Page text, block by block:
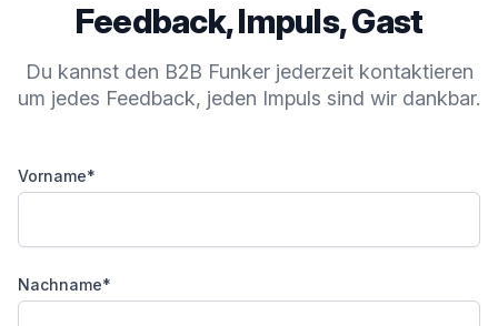
Feedback, Impuls, Gast
Du kannst den B2B Funker jederzeit kontaktieren
um jedes Feedback, jeden Impuls sind wir dankbar.
Vorname*
Nachname*